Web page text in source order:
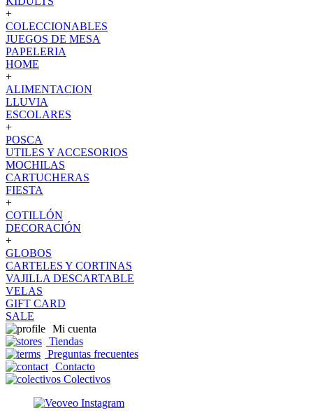
+
COLECCIONABLES
JUEGOS DE MESA
PAPELERIA
HOME
+
ALIMENTACION
LLUVIA
ESCOLARES
+
POSCA
UTILES Y ACCESORIOS
MOCHILAS
CARTUCHERAS
FIESTA
+
COTILLÓN
DECORACIÓN
+
GLOBOS
CARTELES Y CORTINAS
VAJILLA DESCARTABLE
VELAS
GIFT CARD
SALE
Mi cuenta
Tiendas
Preguntas frecuentes
Contacto
Colectivos